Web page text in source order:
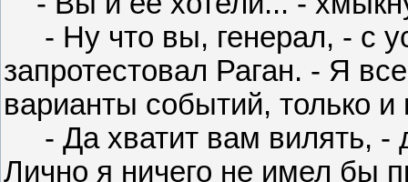
- Ну что вы, генерал, - с
запротестовал Раган. - Я
варианты событий, только и
- Да хватит вам вилять, -
Лично я ничего не имел бы